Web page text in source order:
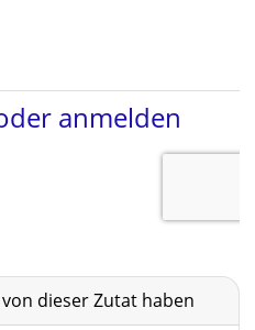
dieser Zutat haben